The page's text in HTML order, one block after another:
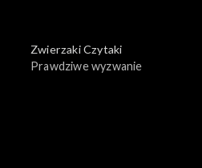
Zwierzaki Czytaki
Prawdziwe wyzwanie